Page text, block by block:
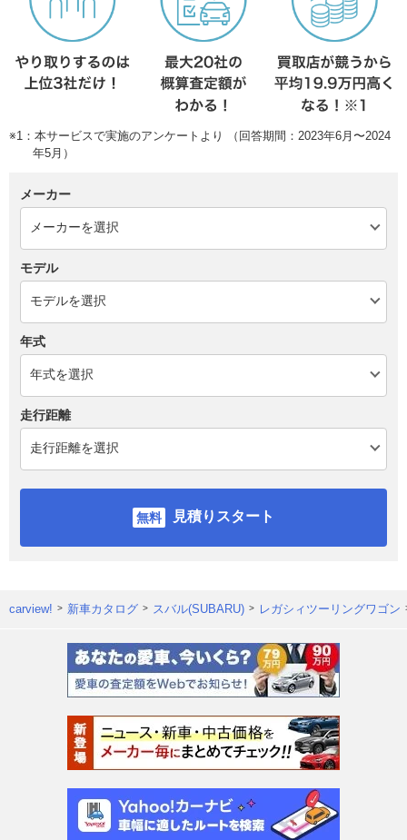
※1：本サービスで実施のアンケートより （回答期間：2023年6月〜2024
年5月）
メーカー
モデル
年式
走行距離
見積りスタート
carview! 新車カタログ スバル(SUBARU) レガシィツーリングワゴン